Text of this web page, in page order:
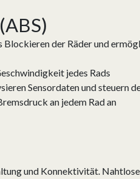
der Räder und
jedes Rads
Sensordaten und steuern
an jedem Rad an
und Konnektivität.